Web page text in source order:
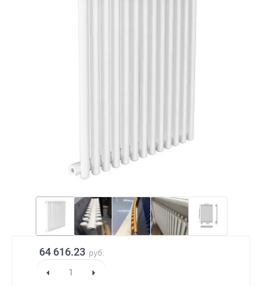
64 616.23 руб.